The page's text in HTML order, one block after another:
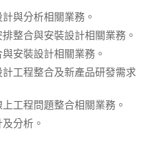
與分析相關業務。
整合與安裝設計相關業務。
安裝設計相關業務。
工程整合及新產品研發需求
工程問題整合相關業務。
分析。